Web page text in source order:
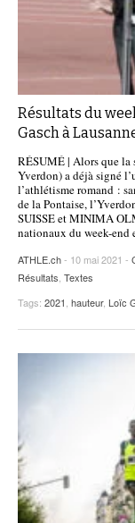
Résultats du
Gasch à
RÉSUMÉ | Alors que la
Yverdon) a déjà signé
l’athlétisme romand :
de la Pontaise,
SUISSE et MINIMA
nationaux du week-end
ATHLE.ch- 10 mai 2021 -
Résultats, Textes
Tags: 2021, hauteur, Loïc